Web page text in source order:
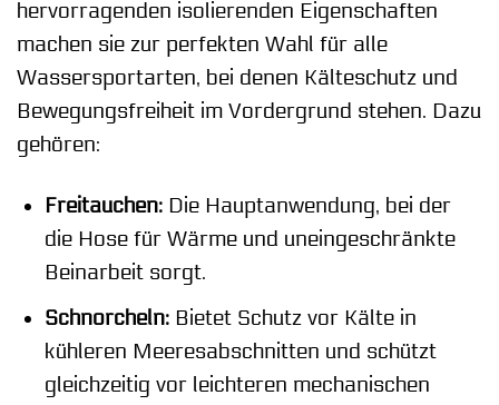
hervorragenden isolierenden Eigenschaften
machen sie zur perfekten Wahl für alle
Wassersportarten, bei denen Kälteschutz und
Bewegungsfreiheit im Vordergrund stehen. Dazu
gehören:
Freitauchen:Die Hauptanwendung, bei der
die Hose für Wärme und uneingeschränkte
Beinarbeit sorgt.
Schnorcheln:Bietet Schutz vor Kälte in
kühleren Meeresabschnitten und schützt
gleichzeitig vor leichteren mechanischen